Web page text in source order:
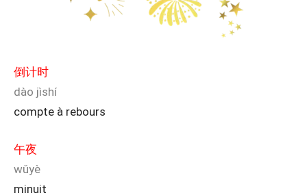
倒计时
dào jìshí
compte à rebours
午夜
wǔyè
minuit